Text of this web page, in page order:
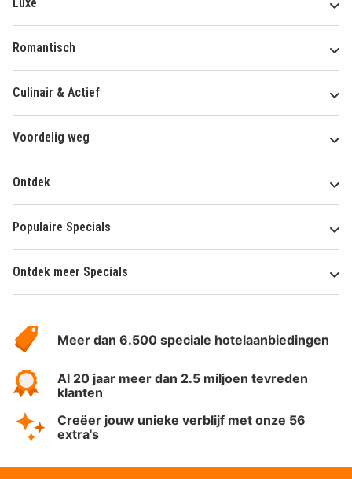
Romantisch
Culinair & Actief
Voordelig weg
Ontdek
Populaire Specials
Ontdek meer Specials
HotelSpecials
Meer dan 6.500 speciale hotelaanbiedingen
Al 20 jaar meer dan 2.5 miljoen tevreden
klanten
Creëer jouw unieke verblijf met onze 56
extra's